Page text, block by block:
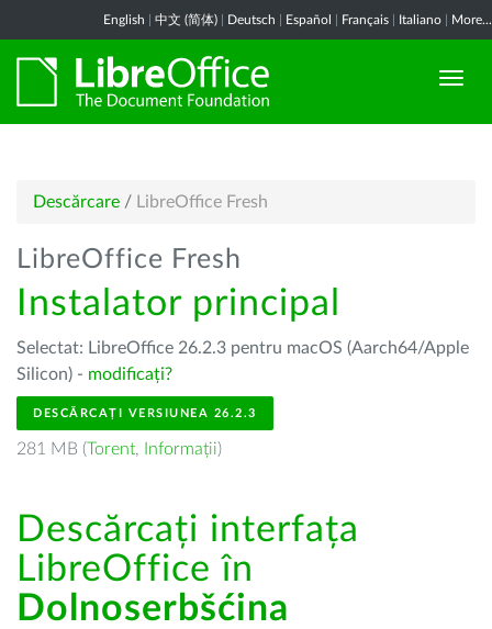
English 中文 (简体) Deutsch Español Français Italiano More...
Descărcare / LibreOffice Fresh
LibreOffice Fresh
Instalator principal
Selectat: LibreOffice 26.2.3 pentru macOS (Aarch64/Apple
Silicon) - modificați?
DESCĂRCAȚI VERSIUNEA 26.2.3
281 MB (Torent, Informații)
Descărcați interfața
LibreOffice în
Dolnoserbšćina